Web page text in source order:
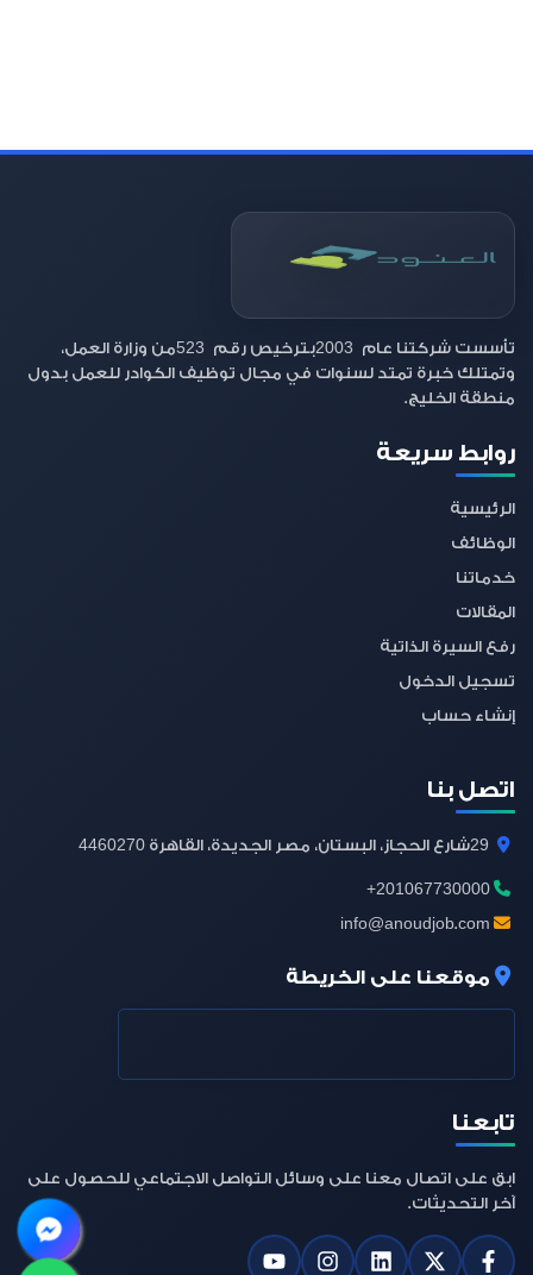
تأسست شركتنا عام 2003بترخيص رقم 523من وزارة العمل،
وتمتلك خبرة تمتد لسنوات في مجال توظيف الكوادر للعمل بدول
منطقة الخليج.
روابط سريعة
الرئيسية
الوظائف
خدماتنا
المقالات
رفع السيرة الذاتية
تسجيل الدخول
إنشاء حساب
اتصل بنا
29شارع الحجاز، البستان، مصر الجديدة، القاهرة 4460270
+201067730000
موقعنا على الخريطة
تابعنا
ابق على اتصال معنا على وسائل التواصل الاجتماعي للحصول على
آخر التحديثات.